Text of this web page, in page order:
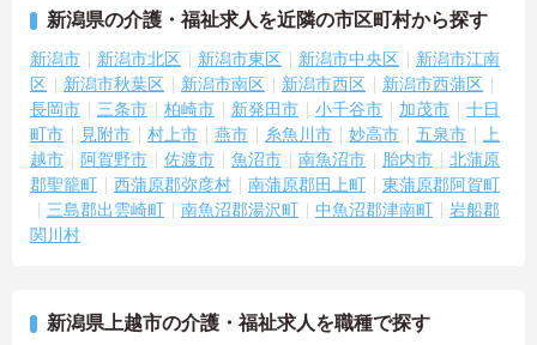
新潟県の介護・福祉求人を近隣の市区町村から探す
新潟市 新潟市北区 新潟市東区 新潟市中央区
新潟市江南
区
新潟市秋葉区 新潟市南区 新潟市西区
新潟市西蒲区
長岡市
三条市 柏崎市 新発田市 小千谷市 加茂市
十日
町市
見附市 村上市 燕市 糸魚川市 妙高市 五泉市
上
越市
阿賀野市 佐渡市 魚沼市 南魚沼市 胎内市
北蒲原
郡聖籠町
西蒲原郡弥彦村 南蒲原郡田上町
東蒲原郡阿賀町
三島郡出雲崎町
南魚沼郡湯沢町 中魚沼郡津南町
岩船郡
関川村
新潟県上越市の介護・福祉求人を職種で探す